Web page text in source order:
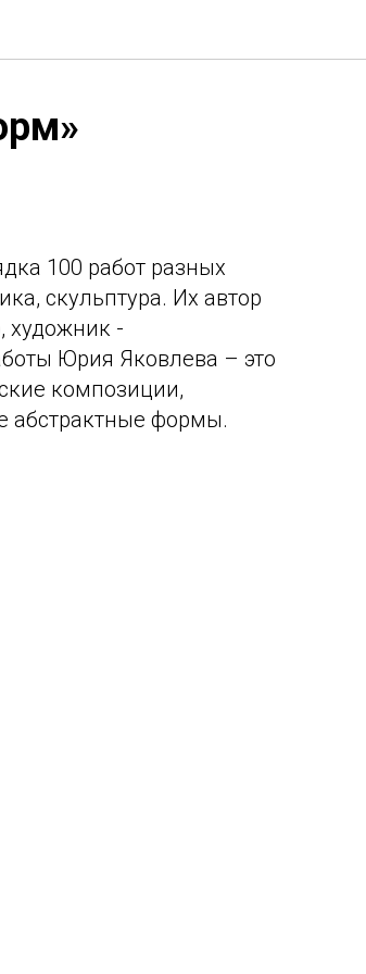
100 работ разных
скульптура. Их автор
художник -
Юрия Яковлева – это
композиции,
абстрактные формы.